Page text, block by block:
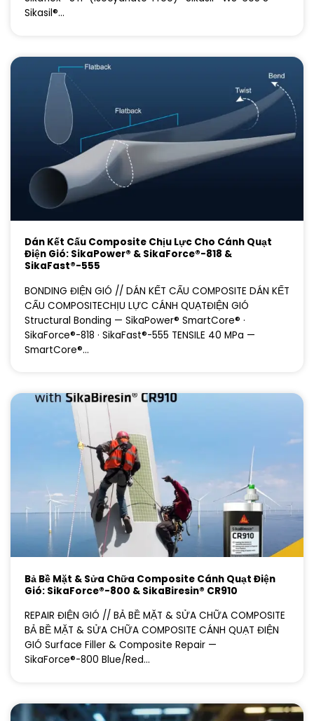
Sikasil®...
Dán Kết Cấu Composite Chịu Lực Cho Cánh Quạt
Điện Gió: SikaPower® & SikaForce®-818 &
SikaFast®-555
BONDING ĐIỆN GIÓ // DÁN KẾT CẤU COMPOSITE DÁN KẾT
CẤU COMPOSITECHỊU LỰC CÁNH QUẠTĐIỆN GIÓ
Structural Bonding — SikaPower® SmartCore® ·
SikaForce®-818 · SikaFast®-555 TENSILE 40 MPa —
SmartCore®...
Bả Bề Mặt & Sửa Chữa Composite Cánh Quạt Điện
Gió: SikaForce®-800 & SikaBiresin® CR910
REPAIR ĐIỆN GIÓ // BẢ BỀ MẶT & SỬA CHỮA COMPOSITE
BẢ BỀ MẶT & SỬA CHỮA COMPOSITE CÁNH QUẠT ĐIỆN
GIÓ Surface Filler & Composite Repair —
SikaForce®-800 Blue/Red...